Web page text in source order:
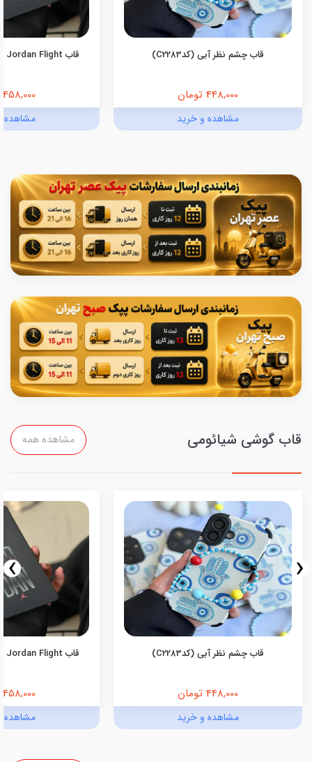
قاب چشم نظر آبی (کدC2283)
448,000 تومان
مشاهده و خرید
قاب Jordan Flight اندروید (کدC2055)
458,000 تومان
مشاهده
قاب گوشی شیائومی مشاهده همه
قاب چشم نظر آبی (کدC2283)
448,000 تومان
مشاهده و خرید
قاب Jordan Flight اندروید (کدC2055)
458,000 تومان
مشاهده
‹
›